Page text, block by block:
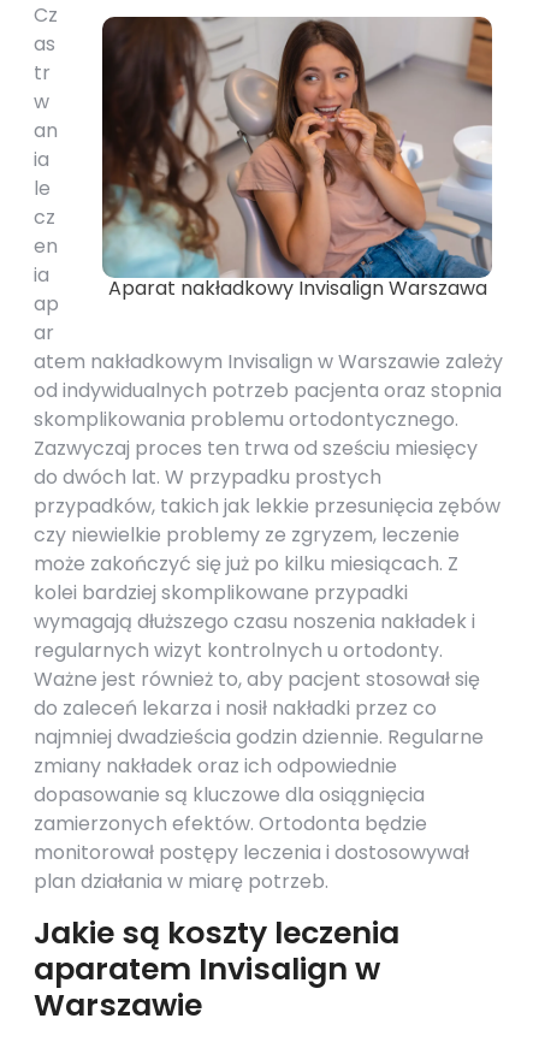
Aparat nakładkowy Invisalign Warszawa
Cz
as
tr
w
an
ia
le
cz
en
ia
ap
ar
atem nakładkowym Invisalign w Warszawie zależy
od indywidualnych potrzeb pacjenta oraz stopnia
skomplikowania problemu ortodontycznego.
Zazwyczaj proces ten trwa od sześciu miesięcy
do dwóch lat. W przypadku prostych
przypadków, takich jak lekkie przesunięcia zębów
czy niewielkie problemy ze zgryzem, leczenie
może zakończyć się już po kilku miesiącach. Z
kolei bardziej skomplikowane przypadki
wymagają dłuższego czasu noszenia nakładek i
regularnych wizyt kontrolnych u ortodonty.
Ważne jest również to, aby pacjent stosował się
do zaleceń lekarza i nosił nakładki przez co
najmniej dwadzieścia godzin dziennie. Regularne
zmiany nakładek oraz ich odpowiednie
dopasowanie są kluczowe dla osiągnięcia
zamierzonych efektów. Ortodonta będzie
monitorował postępy leczenia i dostosowywał
plan działania w miarę potrzeb.
Jakie są koszty leczenia
aparatem Invisalign w
Warszawie